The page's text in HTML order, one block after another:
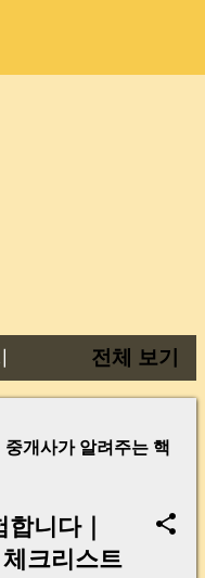
전체 보기
개사가 알려주는 핵
니다｜
크리스트